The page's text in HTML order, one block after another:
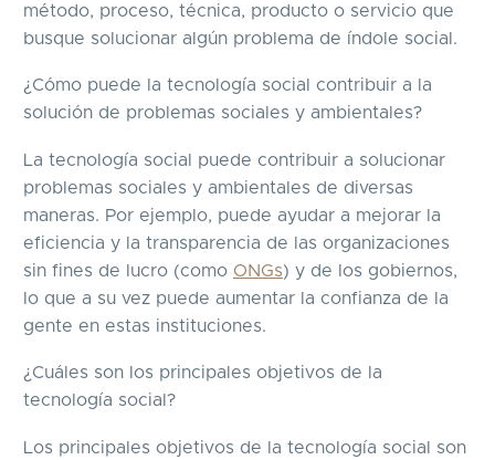
método, proceso, técnica, producto o servicio que
busque solucionar algún problema de índole social.
¿Cómo puede la tecnología social contribuir a la
solución de problemas sociales y ambientales?
La tecnología social puede contribuir a solucionar
problemas sociales y ambientales de diversas
maneras. Por ejemplo, puede ayudar a mejorar la
eficiencia y la transparencia de las organizaciones
sin fines de lucro (como ONGs) y de los gobiernos,
lo que a su vez puede aumentar la confianza de la
gente en estas instituciones.
¿Cuáles son los principales objetivos de la
tecnología social?
Los principales objetivos de la tecnología social son